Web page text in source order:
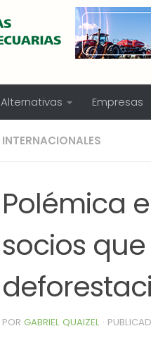
Alternativas Empresas
INTERNACIONALES
Polémica
socios
POR GABRIEL QUAIZEL ·